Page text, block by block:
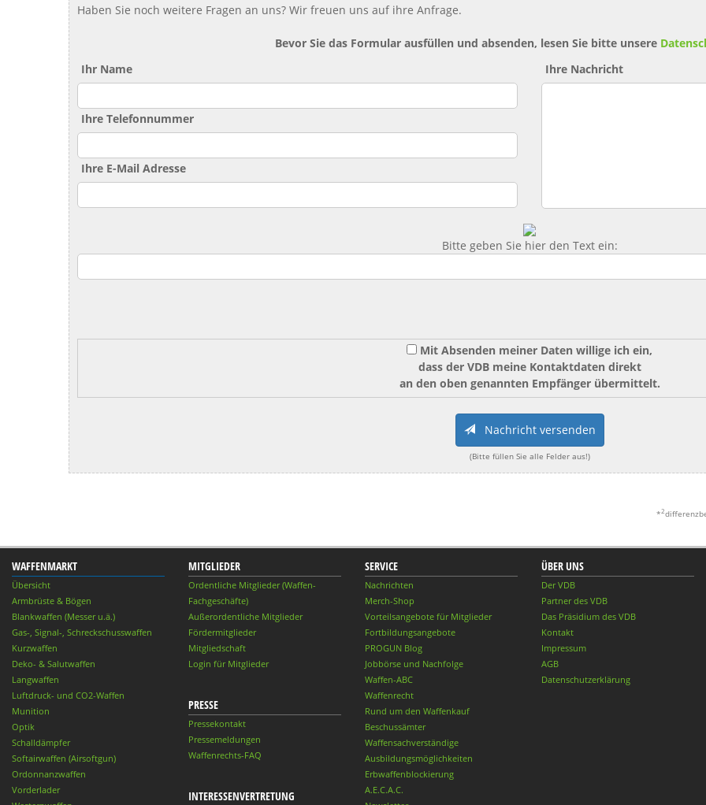
Haben Sie noch weitere Fragen an uns? Wir freuen uns auf ihre Anfrage.
Bevor Sie das Formular ausfüllen und absenden, lesen Sie bitte unsere
Ihr Name
Ihre Telefonnummer
Ihre E-Mail Adresse
Ihre Nachricht
Bitte geben Sie hier den Text ein:
Mit Absenden meiner Daten willige ich ein,
dass der VDB meine Kontaktdaten direkt
an den oben genannten Empfänger übermittelt.
Nachricht versenden
(Bitte füllen Sie alle Felder aus!)
*2
WAFFENMARKT
Übersicht
Armbrüste & Bögen
Blankwaffen (Messer u.ä.)
Gas-, Signal-, Schreckschusswaffen
Kurzwaffen
Deko- & Salutwaffen
Langwaffen
Luftdruck- und CO2-Waffen
Munition
Optik
Schalldämpfer
Softairwaffen (Airsoftgun)
Ordonnanzwaffen
Vorderlader
MITGLIEDER
Ordentliche Mitglieder (Waffen-
Fachgeschäfte)
Außerordentliche Mitglieder
Fördermitglieder
Mitgliedschaft
Login für Mitglieder
PRESSE
Pressekontakt
Pressemeldungen
Waffenrechts-FAQ
INTERESSENVERTRETUNG
SERVICE
Nachrichten
Merch-Shop
Vorteilsangebote für Mitglieder
Fortbildungsangebote
PROGUN Blog
Jobbörse und Nachfolge
Waffen-ABC
Waffenrecht
Rund um den Waffenkauf
Beschussämter
Waffensachverständige
Ausbildungsmöglichkeiten
Erbwaffenblockierung
A.E.C.A.C.
ÜBER UNS
Der VDB
Partner des VDB
Das Präsidium des VDB
Kontakt
Impressum
AGB
Datenschutzerklärung